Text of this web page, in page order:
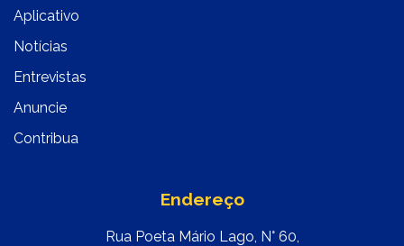
Aplicativo
Notícias
Entrevistas
Anuncie
Contribua
Endereço
Rua Poeta Mário Lago, N° 60,